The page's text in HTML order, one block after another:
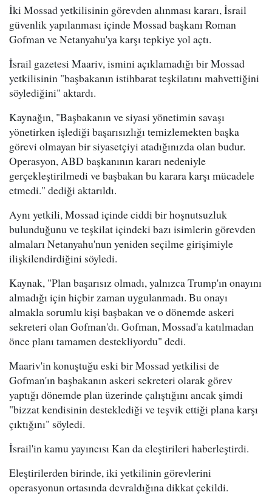
İki Mossad yetkilisinin görevden alınması kararı, İsrail
güvenlik yapılanması içinde Mossad başkanı Roman
Gofman ve Netanyahu'ya karşı tepkiye yol açtı.
İsrail gazetesi Maariv, ismini açıklamadığı bir Mossad
yetkilisinin "başbakanın istihbarat teşkilatını mahvettiğini
söylediğini" aktardı.
Kaynağın, "Başbakanın ve siyasi yönetimin savaşı
yönetirken işlediği başarısızlığı temizlemekten başka
görevi olmayan bir siyasetçiyi atadığınızda olan budur.
Operasyon, ABD başkanının kararı nedeniyle
gerçekleştirilmedi ve başbakan bu karara karşı mücadele
etmedi." dediği aktarıldı.
Aynı yetkili, Mossad içinde ciddi bir hoşnutsuzluk
bulunduğunu ve teşkilat içindeki bazı isimlerin görevden
almaları Netanyahu'nun yeniden seçilme girişimiyle
ilişkilendirdiğini söyledi.
Kaynak, "Plan başarısız olmadı, yalnızca Trump'ın onayını
almadığı için hiçbir zaman uygulanmadı. Bu onayı
almakla sorumlu kişi başbakan ve o dönemde askeri
sekreteri olan Gofman'dı. Gofman, Mossad'a katılmadan
önce planı tamamen destekliyordu" dedi.
Maariv'in konuştuğu eski bir Mossad yetkilisi de
Gofman'ın başbakanın askeri sekreteri olarak görev
yaptığı dönemde plan üzerinde çalıştığını ancak şimdi
"bizzat kendisinin desteklediği ve teşvik ettiği plana karşı
çıktığını" söyledi.
İsrail'in kamu yayıncısı Kan da eleştirileri haberleştirdi.
Eleştirilerden birinde, iki yetkilinin görevlerini
operasyonun ortasında devraldığına dikkat çekildi.